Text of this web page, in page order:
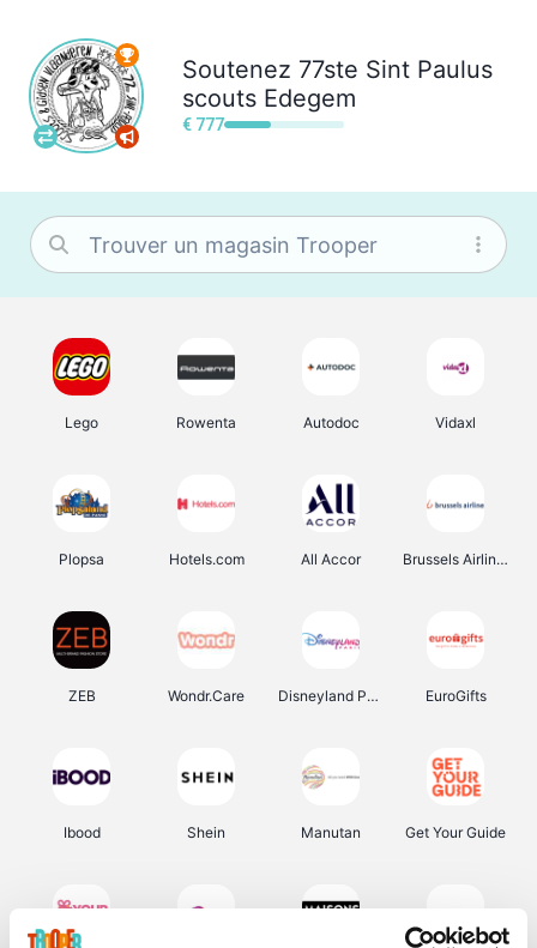
Soutenez 77ste Sint Paulus
scouts Edegem
€ 777
Lego Rowenta Autodoc Vidaxl
Plopsa Hotels.com All Accor Brussels Airlines
ZEB Wondr.Care Disneyland Paris EuroGifts
Ibood Shein Manutan Get Your Guide